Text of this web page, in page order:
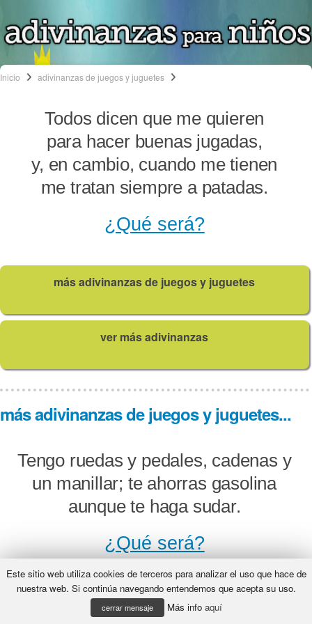
Inicio adivinanzas de juegos y juguetes
Todos dicen que me quieren
para hacer buenas jugadas,
y, en cambio, cuando me tienen
me tratan siempre a patadas.
¿Qué será?
más adivinanzas de juegos y juguetes
ver más adivinanzas
más adivinanzas de juegos y juguetes...
Tengo ruedas y pedales, cadenas y
un manillar; te ahorras gasolina
aunque te haga sudar.
¿Qué será?
Cuanto más y más lo llenas,
Este sitio web utiliza cookies de terceros para analizar el uso que hace de
nuestra web. Si continúa navegando entendemos que acepta su uso.
cerrar mensaje Más info aquí